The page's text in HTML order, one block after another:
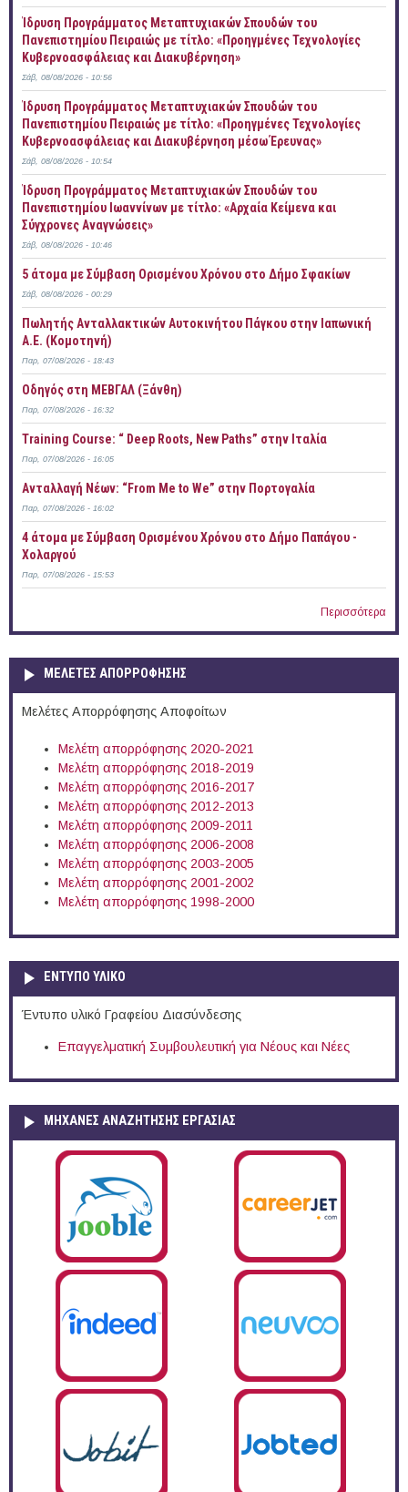
Ίδρυση Προγράμματος Μεταπτυχιακών Σπουδών του
Πανεπιστημίου Πειραιώς με τίτλο: «Προηγμένες Τεχνολογίες
Κυβερνοασφάλειας και Διακυβέρνηση»
Σάβ, 08/08/2026 - 10:56
Ίδρυση Προγράμματος Μεταπτυχιακών Σπουδών του
Πανεπιστημίου Πειραιώς με τίτλο: «Προηγμένες Τεχνολογίες
Κυβερνοασφάλειας και Διακυβέρνηση μέσω Έρευνας»
Σάβ, 08/08/2026 - 10:54
Ίδρυση Προγράμματος Μεταπτυχιακών Σπουδών του
Πανεπιστημίου Ιωαννίνων με τίτλο: «Αρχαία Κείμενα και
Σύγχρονες Αναγνώσεις»
Σάβ, 08/08/2026 - 10:46
5 άτομα με Σύμβαση Ορισμένου Χρόνου στο Δήμο Σφακίων
Σάβ, 08/08/2026 - 00:29
Πωλητής Ανταλλακτικών Αυτοκινήτου Πάγκου στην Ιαπωνική
Α.Ε. (Κομοτηνή)
Παρ, 07/08/2026 - 18:43
Οδηγός στη ΜΕΒΓΑΛ (Ξάνθη)
Παρ, 07/08/2026 - 16:32
Training Course: “ Deep Roots, New Paths” στην Ιταλία
Παρ, 07/08/2026 - 16:05
Ανταλλαγή Νέων: “From Me to We” στην Πορτογαλία
Παρ, 07/08/2026 - 16:02
4 άτομα με Σύμβαση Ορισμένου Χρόνου στο Δήμο Παπάγου -
Χολαργού
Παρ, 07/08/2026 - 15:53
Περισσότερα
ΜΕΛΕΤΕΣ ΑΠΟΡΡΟΦΗΣΗΣ
Μελέτες Απορρόφησης Αποφοίτων
Μελέτη απορρόφησης 2020-2021
Μελέτη απορρόφησης 2018-2019
Μελέτη απορρόφησης 2016-2017
Μελέτη απορρόφησης 2012-2013
Μελέτη απορρόφησης 2009-2011
Μελέτη απορρόφησης 2006-2008
Μελέτη απορρόφησης 2003-2005
Μελέτη απορρόφησης 2001-2002
Μελέτη απορρόφησης 1998-2000
ΕΝΤΥΠΟ ΥΛΙΚΟ
Έντυπο υλικό Γραφείου Διασύνδεσης
Επαγγελματική Συμβουλευτική για Νέους και Νέες
ΜΗΧΑΝΕΣ ΑΝΑΖΗΤΗΣΗΣ ΕΡΓΑΣΙΑΣ